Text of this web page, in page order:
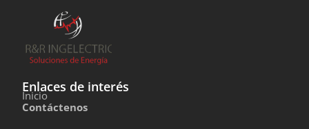
Enlaces de interés
Inicio
Contáctenos